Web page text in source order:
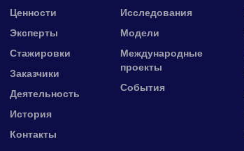
Ценности
Эксперты
Стажировки
Заказчики
Деятельность
История
Контакты
Исследования
Модели
Международные
проекты
События